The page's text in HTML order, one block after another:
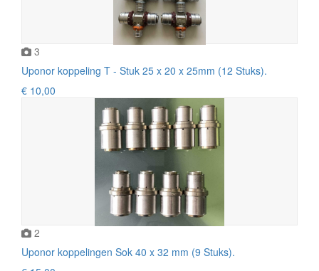
3
Uponor koppeling T - Stuk 25 x 20 x 25mm (12 Stuks).
€ 10,00
2
Uponor koppelingen Sok 40 x 32 mm (9 Stuks).